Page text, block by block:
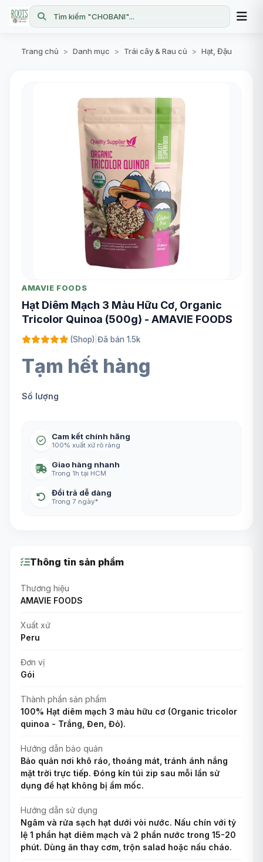
Tìm kiếm "CHOBANI"...
Trang chủ > Danh mục > Trái cây & Rau củ > Hạt, Đậu
AMAVIE FOODS
Hạt Diêm Mạch 3 Màu Hữu Cơ, Organic
Tricolor Quinoa (500g) - AMAVIE FOODS
(Shop) Đã bán 1.5k
Tạm hết hàng
Số lượng
Cam kết chính hãng
100% xuất xứ rõ ràng
Giao hàng nhanh
Trong 1h tại HCM
Đổi trả dễ dàng
Trong 7 ngày*
Thông tin sản phẩm
Thương hiệu
AMAVIE FOODS
Xuất xứ
Peru
Đơn vị
Gói
Thành phần sản phẩm
100% Hạt diêm mạch 3 màu hữu cơ (Organic tricolor
quinoa - Trắng, Đen, Đỏ).
Hướng dẫn bảo quản
Bảo quản nơi khô ráo, thoáng mát, tránh ánh nắng
mặt trời trực tiếp. Đóng kín túi zip sau mỗi lần sử
dụng để hạt không bị ẩm mốc.
Hướng dẫn sử dụng
Ngâm và rửa sạch hạt dưới vòi nước. Nấu chín với tỷ
lệ 1 phần hạt diêm mạch và 2 phần nước trong 15-20
phút. Dùng ăn thay cơm, trộn salad hoặc nấu cháo.